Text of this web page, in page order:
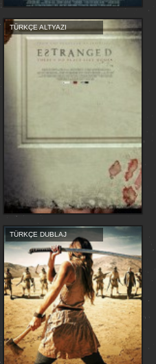
TÜRKÇE ALTYAZI
TÜRKÇE DUBLAJ